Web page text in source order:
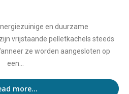
en duurzame
vrijstaande pelletkachels steeds
ze worden aangesloten op
een...
more...